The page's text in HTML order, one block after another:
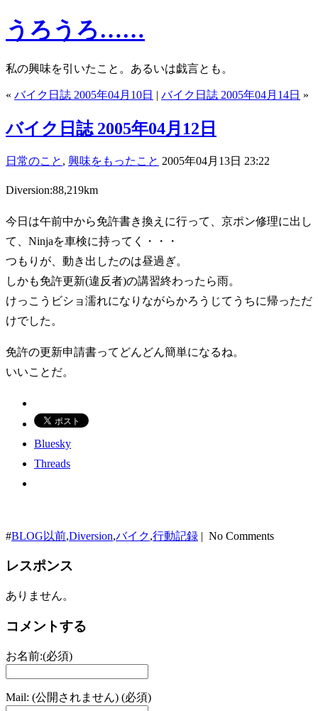
うろうろ……
私の興味を引いたこと。あるいは戯言とも。
« バイク日誌 2005年04月10日 | バイク日誌 2005年04月14日 »
バイク日誌 2005年04月12日
日常のこと , 興味をもったこと 2005年04月13日 23:22
Diversion:88,219km
今日は午前中から免許書き換えに行って、京ポン修理に出し
て、Ninjaを車検に持ってく・・・
つもりが、動き出したのは昼過ぎ。
しかも免許更新(違反者)の講習終わったら雨。
けっこうビショ濡れになりながらかろうじてうちに帰っただ
けでした。
免許の更新申請書ってどんどん簡単になるね。
いいことだ。
Bluesky
Threads
#BLOG以前,Diversion,バイク,行動記録 | No Comments
レスポンス
ありません。
コメントする
お名前:(必須)
Mail: (公開されません) (必須)